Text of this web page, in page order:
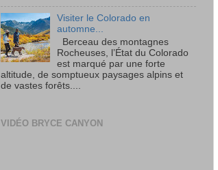
Visiter le Colorado en
automne...
Berceau des montagnes
Rocheuses, l’État du Colorado
est marqué par une forte
altitude, de somptueux paysages alpins et
de vastes forêts....
VIDÉO BRYCE CANYON